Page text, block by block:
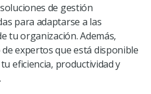
de gestión
para adaptarse a las
tu organización. Además,
expertos que está disponible
eficiencia, productividad y